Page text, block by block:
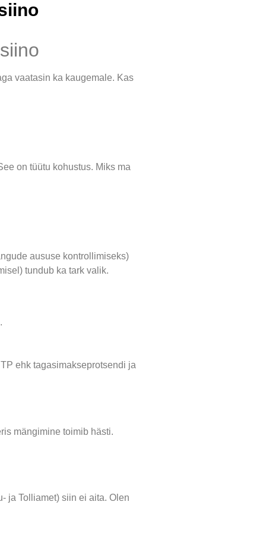
vaatasin ka kaugemale. Kas
on tüütu kohustus. Miks ma
aususe kontrollimiseks)
tundub ka tark valik.
ehk tagasimakseprotsendi ja
mängimine toimib hästi.
ja Tolliamet) siin ei aita. Olen